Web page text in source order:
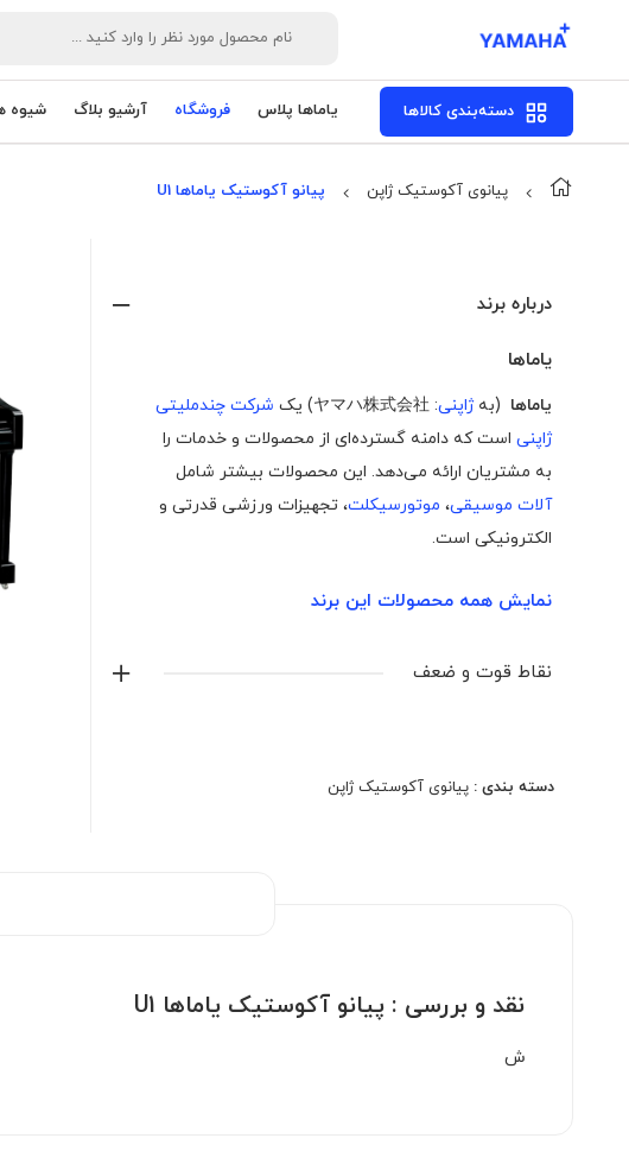
دسته‌بندی کالاها یاماها پلاس فروشگاه آرشیو بلاگ شیوه
پیانوی آکوستیک ژاپن پیانو آکوستیک یاماها U1
درباره برند
یاماها
یاماها (بهژاپنی:
ヤマハ株式会社) یک شرکت چندملیتی
ژاپنی است که دامنه گسترده‌ای از محصولات و خدمات را
به مشتریان ارائه می‌دهد. این محصولات بیشتر شامل
آلات موسیقی، موتورسیکلت، تجهیزات ورزشی قدرتی و
الکترونیکی است.
نمایش همه محصولات این برند
نقاط قوت و ضعف
دسته بندی : پیانوی آکوستیک ژاپن
نقد و بررسی : پیانو آکوستیک یاماها U1
ش